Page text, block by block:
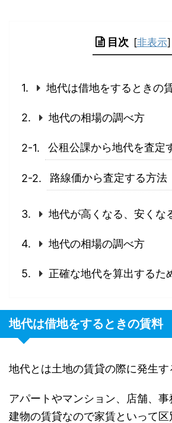
目次 [非表示]
地代は借地をするときの
地代の相場の調べ方
公租公課から地代を査定
路線価から査定する方法
地代が高くなる、安くな
地代の相場の調べ方
正確な地代を算出するた
地代は借地をするときの賃料
地代とは土地の賃貸の際に発生す
アパートやマンション、店舗、
建物の賃貸なので家賃といって区